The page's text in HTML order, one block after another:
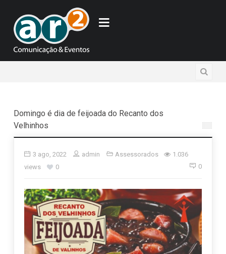
Domingo é dia de feijoada do Recanto dos
Velhinhos
3 ago, 2022 admin Assessorados
1.036
views
0 0